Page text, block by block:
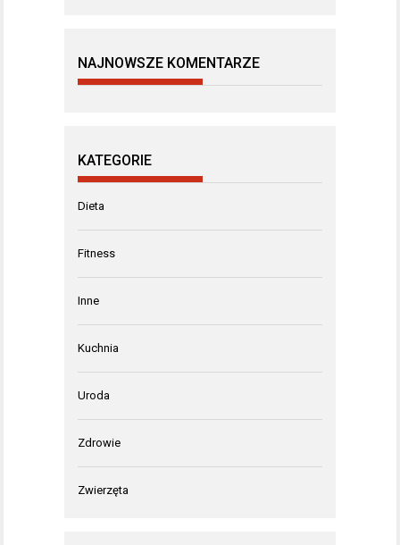
NAJNOWSZE KOMENTARZE
KATEGORIE
Dieta
Fitness
Inne
Kuchnia
Uroda
Zdrowie
Zwierzęta